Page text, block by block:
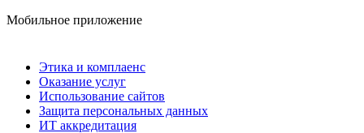
Мобильное приложение
Этика и комплаенс
Оказание услуг
Использование сайтов
Защита персональных данных
ИТ аккредитация